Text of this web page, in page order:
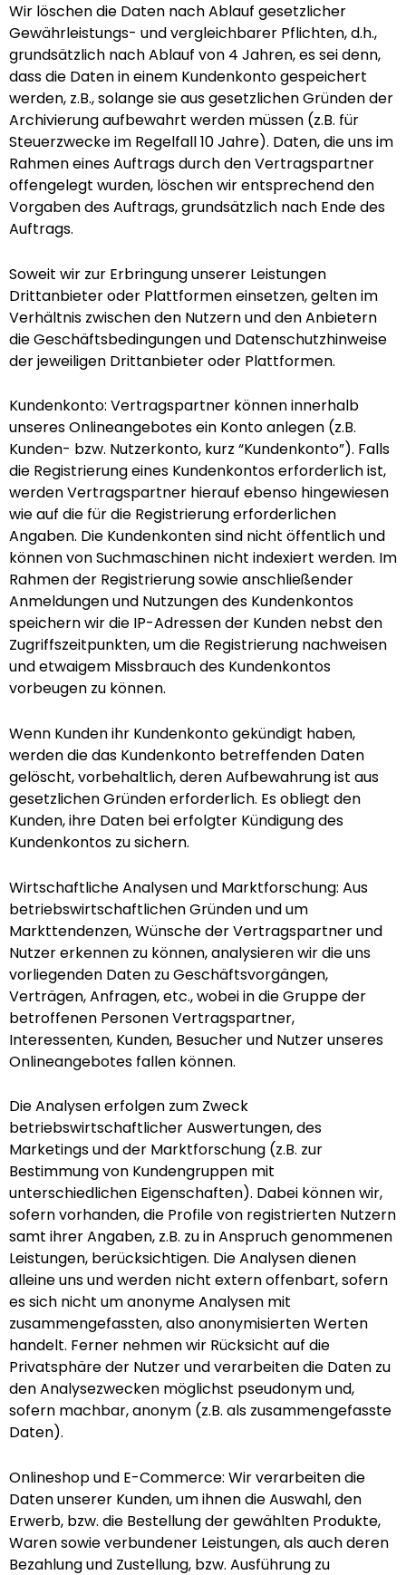
Wir löschen die Daten nach Ablauf gesetzlicher
Gewährleistungs- und vergleichbarer Pflichten, d.h.,
grundsätzlich nach Ablauf von 4 Jahren, es sei denn,
dass die Daten in einem Kundenkonto gespeichert
werden, z.B., solange sie aus gesetzlichen Gründen der
Archivierung aufbewahrt werden müssen (z.B. für
Steuerzwecke im Regelfall 10 Jahre). Daten, die uns im
Rahmen eines Auftrags durch den Vertragspartner
offengelegt wurden, löschen wir entsprechend den
Vorgaben des Auftrags, grundsätzlich nach Ende des
Auftrags.
Soweit wir zur Erbringung unserer Leistungen
Drittanbieter oder Plattformen einsetzen, gelten im
Verhältnis zwischen den Nutzern und den Anbietern
die Geschäftsbedingungen und Datenschutzhinweise
der jeweiligen Drittanbieter oder Plattformen.
Kundenkonto: Vertragspartner können innerhalb
unseres Onlineangebotes ein Konto anlegen (z.B.
Kunden- bzw. Nutzerkonto, kurz “Kundenkonto”). Falls
die Registrierung eines Kundenkontos erforderlich ist,
werden Vertragspartner hierauf ebenso hingewiesen
wie auf die für die Registrierung erforderlichen
Angaben. Die Kundenkonten sind nicht öffentlich und
können von Suchmaschinen nicht indexiert werden. Im
Rahmen der Registrierung sowie anschließender
Anmeldungen und Nutzungen des Kundenkontos
speichern wir die IP-Adressen der Kunden nebst den
Zugriffszeitpunkten, um die Registrierung nachweisen
und etwaigem Missbrauch des Kundenkontos
vorbeugen zu können.
Wenn Kunden ihr Kundenkonto gekündigt haben,
werden die das Kundenkonto betreffenden Daten
gelöscht, vorbehaltlich, deren Aufbewahrung ist aus
gesetzlichen Gründen erforderlich. Es obliegt den
Kunden, ihre Daten bei erfolgter Kündigung des
Kundenkontos zu sichern.
Wirtschaftliche Analysen und Marktforschung: Aus
betriebswirtschaftlichen Gründen und um
Markttendenzen, Wünsche der Vertragspartner und
Nutzer erkennen zu können, analysieren wir die uns
vorliegenden Daten zu Geschäftsvorgängen,
Verträgen, Anfragen, etc., wobei in die Gruppe der
betroffenen Personen Vertragspartner,
Interessenten, Kunden, Besucher und Nutzer unseres
Onlineangebotes fallen können.
Die Analysen erfolgen zum Zweck
betriebswirtschaftlicher Auswertungen, des
Marketings und der Marktforschung (z.B. zur
Bestimmung von Kundengruppen mit
unterschiedlichen Eigenschaften). Dabei können wir,
sofern vorhanden, die Profile von registrierten Nutzern
samt ihrer Angaben, z.B. zu in Anspruch genommenen
Leistungen, berücksichtigen. Die Analysen dienen
alleine uns und werden nicht extern offenbart, sofern
es sich nicht um anonyme Analysen mit
zusammengefassten, also anonymisierten Werten
handelt. Ferner nehmen wir Rücksicht auf die
Privatsphäre der Nutzer und verarbeiten die Daten zu
den Analysezwecken möglichst pseudonym und,
sofern machbar, anonym (z.B. als zusammengefasste
Daten).
Onlineshop und E-Commerce: Wir verarbeiten die
Daten unserer Kunden, um ihnen die Auswahl, den
Erwerb, bzw. die Bestellung der gewählten Produkte,
Waren sowie verbundener Leistungen, als auch deren
Bezahlung und Zustellung, bzw. Ausführung zu